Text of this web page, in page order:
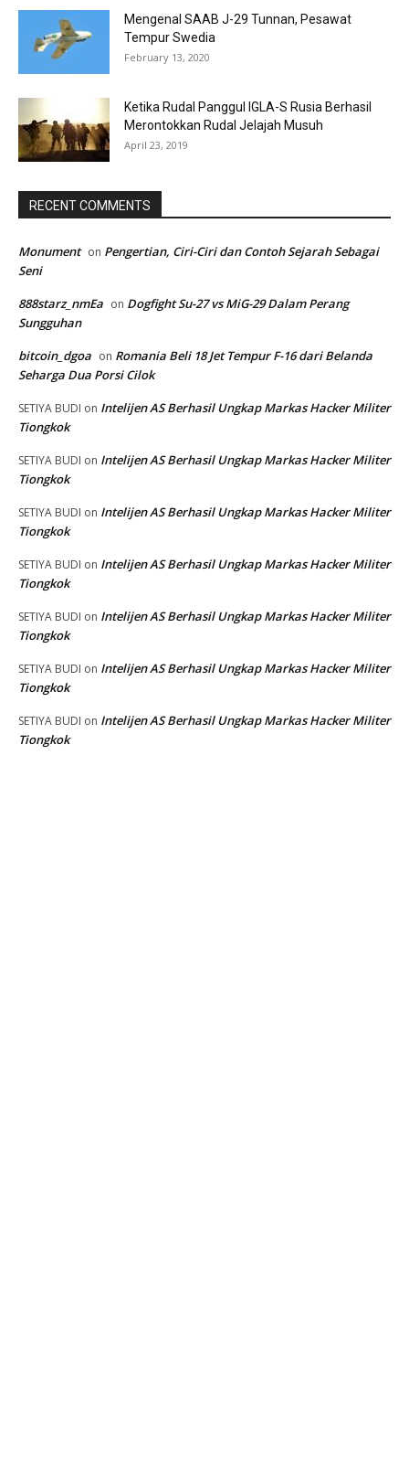
Mengenal SAAB J-29 Tunnan, Pesawat
Tempur Swedia
February 13, 2020
Ketika Rudal Panggul IGLA-S Rusia Berhasil
Merontokkan Rudal Jelajah Musuh
April 23, 2019
RECENT COMMENTS
Monument on Pengertian, Ciri-Ciri dan Contoh Sejarah Sebagai
Seni
888starz_nmEa on Dogfight Su-27 vs MiG-29 Dalam Perang
Sungguhan
bitcoin_dgoa on Romania Beli 18 Jet Tempur F-16 dari Belanda
Seharga Dua Porsi Cilok
SETIYA BUDI on Intelijen AS Berhasil Ungkap Markas Hacker Militer
Tiongkok
SETIYA BUDI on Intelijen AS Berhasil Ungkap Markas Hacker Militer
Tiongkok
SETIYA BUDI on Intelijen AS Berhasil Ungkap Markas Hacker Militer
Tiongkok
SETIYA BUDI on Intelijen AS Berhasil Ungkap Markas Hacker Militer
Tiongkok
SETIYA BUDI on Intelijen AS Berhasil Ungkap Markas Hacker Militer
Tiongkok
SETIYA BUDI on Intelijen AS Berhasil Ungkap Markas Hacker Militer
Tiongkok
SETIYA BUDI on Intelijen AS Berhasil Ungkap Markas Hacker Militer
Tiongkok